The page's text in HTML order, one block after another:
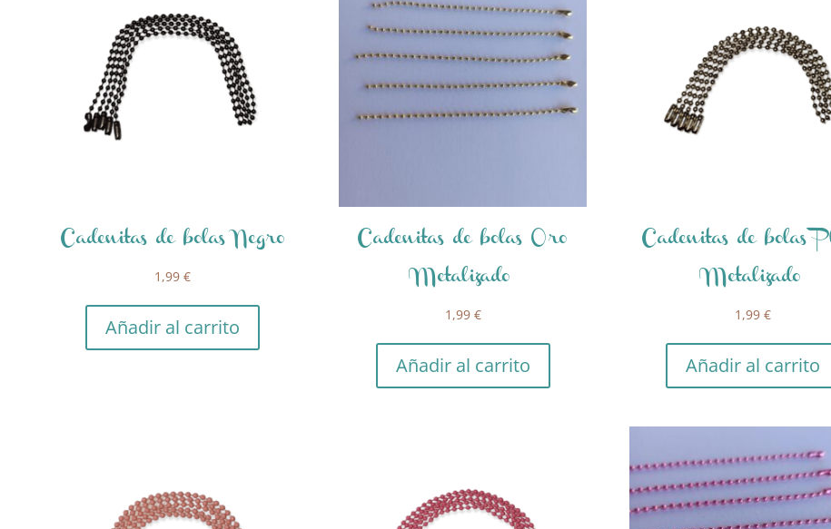
Cadenitas de bolas Negro
1,99€
Añadir al carrito
Cadenitas de bolas Oro
Metalizado
1,99 €
Añadir al carrito
Cadenitas de bolas
Metalizado
1,99€
Añadir al carrito